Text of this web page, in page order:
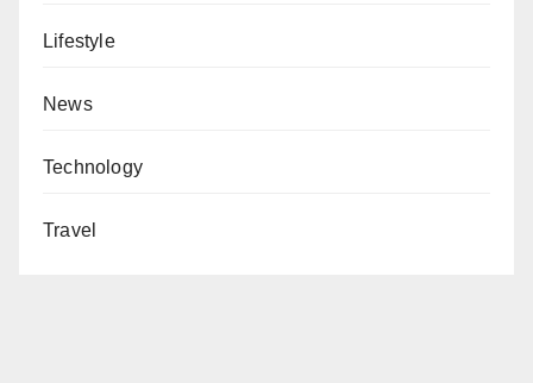
Lifestyle
News
Technology
Travel